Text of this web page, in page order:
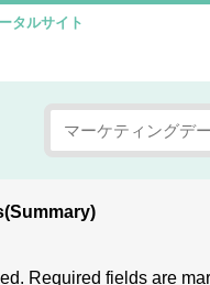
タルサイト
Required fields are